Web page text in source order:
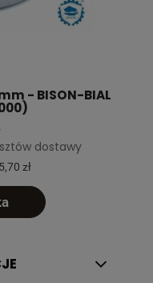
- BISON-BIAL
dostawy
zł